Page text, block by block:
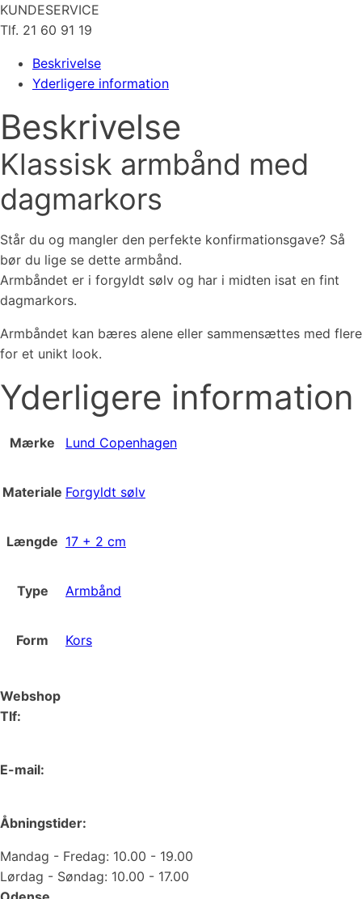
KUNDESERVICE
Tlf. 21 60 91 19
Beskrivelse
Yderligere information
Beskrivelse
Klassisk armbånd med
dagmarkors
Står du og mangler den perfekte konfirmationsgave? Så
bør du lige se dette armbånd.
Armbåndet er i forgyldt sølv og har i midten isat en fint
dagmarkors.
Armbåndet kan bæres alene eller sammensættes med flere
for et unikt look.
Yderligere information
Mærke Lund Copenhagen
Materiale Forgyldt sølv
Længde 17 + 2 cm
Type Armbånd
Form Kors
Webshop
Tlf:
E-mail:
Åbningstider:
Mandag - Fredag: 10.00 - 19.00
Lørdag - Søndag: 10.00 - 17.00